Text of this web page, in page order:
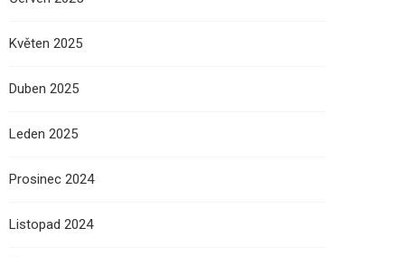
Květen 2025
Duben 2025
Leden 2025
Prosinec 2024
Listopad 2024